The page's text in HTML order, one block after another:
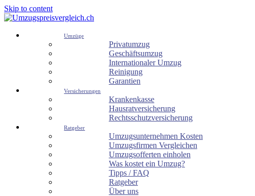
Skip to content
Umzüge
Privatumzug
Geschäftsumzug
Internationaler Umzug
Reinigung
Garantien
Versicherungen
Krankenkasse
Hausratversicherung
Rechtsschutzversicherung
Ratgeber
Umzugsunternehmen Kosten
Umzugsfirmen Vergleichen
Umzugsofferten einholen
Was kostet ein Umzug?
Tipps / FAQ
Ratgeber
Über uns